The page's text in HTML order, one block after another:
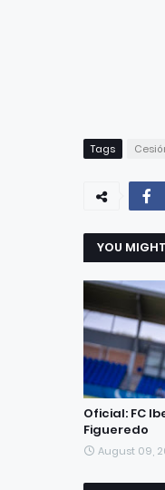
Tags
YOU
Oficial: FC
Figueredo
August 09,